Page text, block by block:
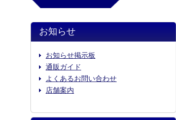
お知らせ
お知らせ掲示板
通販ガイド
よくあるお問い合わせ
店舗案内